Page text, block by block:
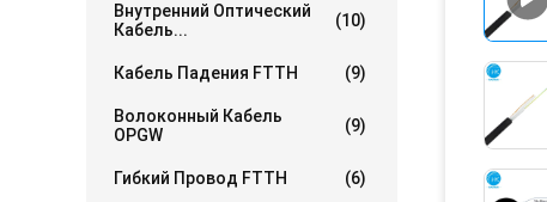
Внутренний Оптический
Кабель...
(10)
Кабель Падения FTTH (9)
Волоконный Кабель
OPGW
(9)
Гибкий Провод FTTH (6)